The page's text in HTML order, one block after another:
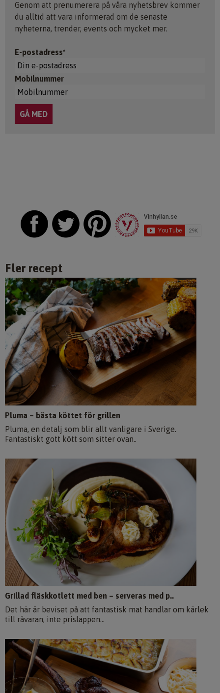
Genom att prenumerera på våra nyhetsbrev kommer
du alltid att vara informerad om de senaste
nyheterna, trender, events och mycket mer.
E-postadress*
Mobilnummer
Fler recept
Pluma – bästa köttet för grillen
Pluma, en detalj som blir allt vanligare i Sverige.
Fantastiskt gott kött som sitter ovan..
Grillad fläskkotlett med ben – serveras med p..
Det här är beviset på att fantastisk mat handlar om kärlek
till råvaran, inte prislappen...